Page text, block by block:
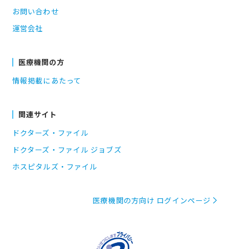
お問い合わせ
運営会社
医療機関の方
情報掲載にあたって
関連サイト
ドクターズ・ファイル
ドクターズ・ファイル ジョブズ
ホスピタルズ・ファイル
医療機関の方向け ログインページ